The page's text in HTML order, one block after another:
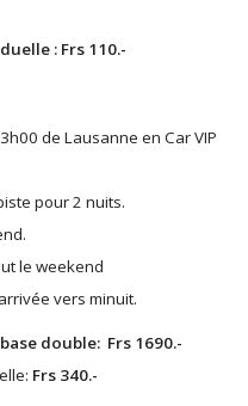
: Frs 110.-
de Lausanne en Car VIP
pour 2 nuits.
le weekend
vers minuit.
double: Frs 1690.-
Frs 340.-